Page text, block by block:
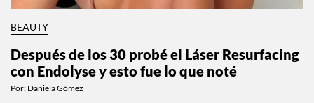
BEAUTY
Después de los 30 probé el Láser Resurfacing
con Endolyse y esto fue lo que noté
Por: Daniela Gómez